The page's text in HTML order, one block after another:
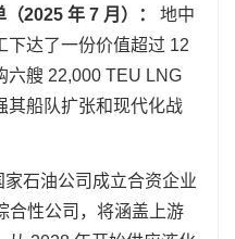
2025 年 7 月）：
地中
下达了一份价值超过 12
六艘 22,000 TEU LNG
其船队扩张和现代化战
家石油公司成立合资企业
合性公司，将涵盖上游